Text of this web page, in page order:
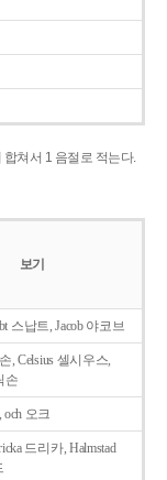
합쳐서 1 음절로 적는다.
보기
스납트, Jacob 야코브
, Celsius 셀시우스,
손
och 오크
드리카, Halmstad